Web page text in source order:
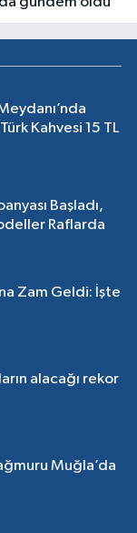
Kahvesi 15 TL
Başladı,
Raflarda
Zam Geldi: İşte
alacağı rekor
Muğla’da